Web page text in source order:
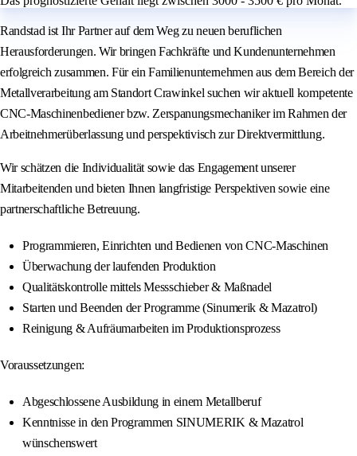
Randstad ist Ihr Partner auf dem Weg zu neuen beruflichen
Herausforderungen. Wir bringen Fachkräfte und Kundenunternehmen
erfolgreich zusammen. Für ein Familienunternehmen aus dem Bereich der
Metallverarbeitung am Standort Crawinkel suchen wir aktuell kompetente
CNC-Maschinenbediener bzw. Zerspanungsmechaniker im Rahmen der
Arbeitnehmerüberlassung und perspektivisch zur Direktvermittlung.
Wir schätzen die Individualität sowie das Engagement unserer
Mitarbeitenden und bieten Ihnen langfristige Perspektiven sowie eine
partnerschaftliche Betreuung.
Programmieren, Einrichten und Bedienen von CNC-Maschinen
Überwachung der laufenden Produktion
Qualitätskontrolle mittels Messschieber & Maßnadel
Starten und Beenden der Programme (Sinumerik & Mazatrol)
Reinigung & Aufräumarbeiten im Produktionsprozess
Voraussetzungen:
Abgeschlossene Ausbildung in einem Metallberuf
Kenntnisse in den Programmen SINUMERIK & Mazatrol
wünschenswert